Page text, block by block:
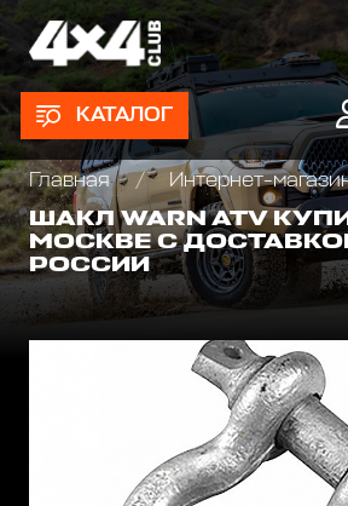
КАТАЛОГ
Главная Интернет-
ШАКЛ WARN ATV
МОСКВЕ С
РОССИИ